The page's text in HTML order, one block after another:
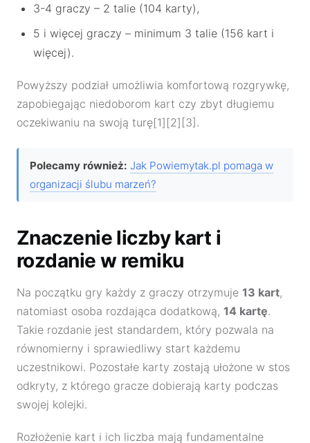
3-4 graczy – 2 talie (104 karty),
5 i więcej graczy – minimum 3 talie (156 kart i
więcej).
Powyższy podział umożliwia komfortową rozgrywkę,
zapobiegając niedoborom kart czy zbyt długiemu
oczekiwaniu na swoją turę[1][2][3].
Polecamy również: Jak Powiemytak.pl pomaga w
organizacji ślubu marzeń?
Znaczenie liczby kart i
rozdanie w remiku
Na początku gry każdy z graczy otrzymuje 13 kart,
natomiast osoba rozdająca dodatkową, 14 kartę.
Takie rozdanie jest standardem, który pozwala na
równomierny i sprawiedliwy start każdemu
uczestnikowi. Pozostałe karty zostają ułożone w stos
odkryty, z którego gracze dobierają karty podczas
swojej kolejki.
Rozłożenie kart i ich liczba mają fundamentalne